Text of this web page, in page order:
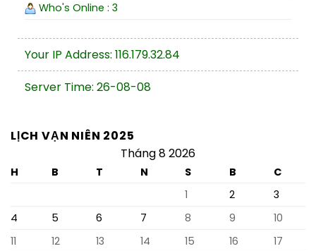
Who's Online : 3
Your IP Address: 116.179.32.84
Server Time: 26-08-08
LỊCH VẠN NIÊN 2025
Tháng 8 2026
H B T N S B
C
1
2
3
4
5 6 7 8 9
10
11
12 13 14 15 16
17